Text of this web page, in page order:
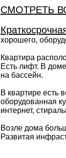
СМОТРЕТЬ
хорошего,
Квартира
Есть лифт. В
на бассейн.
В квартире есть
оборудованная
интернет,
Возле дома
Развитая